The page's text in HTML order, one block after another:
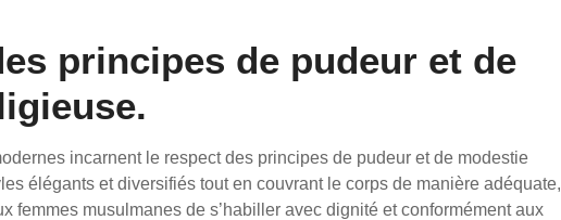
principes de pudeur et de
incarnent le respect des principes de pudeur et de modestie
élégants et diversifiés tout en couvrant le corps de manière adéquate,
femmes musulmanes de s’habiller avec dignité et conformément aux